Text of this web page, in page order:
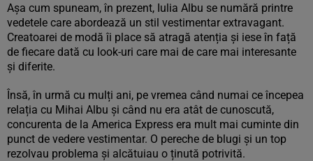
Așa cum spuneam, în prezent, Iulia Albu se numără printre
vedetele care abordează un stil vestimentar extravagant.
Creatoarei de modă îi place să atragă atenția și iese în față
de fiecare dată cu look-uri care mai de care mai interesante
și diferite.
Însă, în urmă cu mulți ani, pe vremea când numai ce începea
relația cu Mihai Albu și când nu era atât de cunoscută,
concurenta de la America Express era mult mai cuminte din
punct de vedere vestimentar. O pereche de blugi și un top
rezolvau problema și alcătuiau o ținută potrivită.